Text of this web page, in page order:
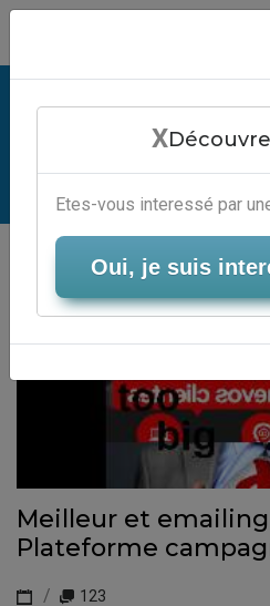
Emailing Files
Marketing
Serveur-
Meilleur et
Plateforme
123
X
Etes-vous interessé par
Oui, je suis